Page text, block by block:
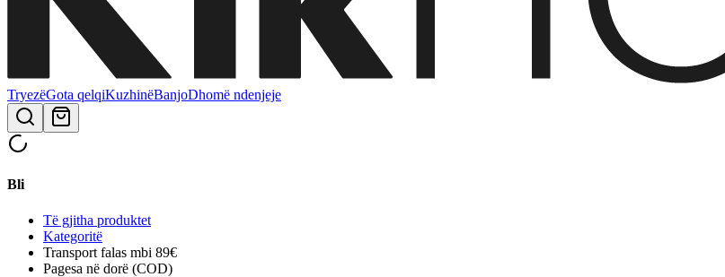
TryezëGota qelqiKuzhinëBanjoDhomë ndenjeje
Bli
Të gjitha produktet
Kategoritë
Transport falas mbi 89€
Pagesa në dorë (COD)